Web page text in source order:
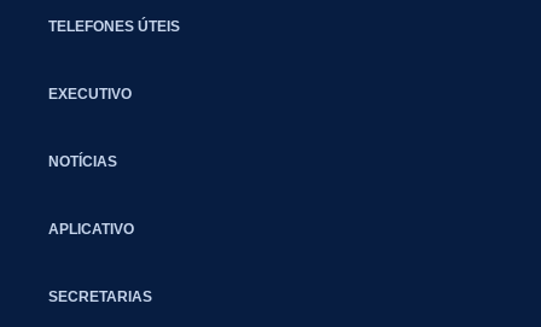
TELEFONES ÚTEIS
EXECUTIVO
NOTÍCIAS
APLICATIVO
SECRETARIAS